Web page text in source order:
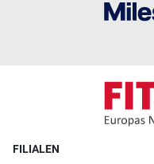
FILIALEN